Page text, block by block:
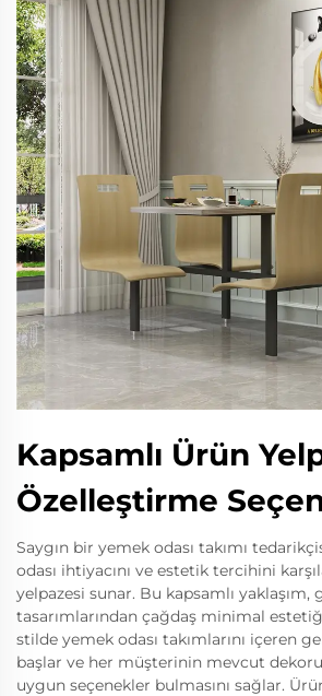
Kapsamlı Ürün
Özelleştirme
Saygın bir yemek odası takımı
odası ihtiyacını ve estetik tercihini
yelpazesi sunar. Bu kapsamlı
tasarımlarından çağdaş minimal
stilde yemek odası takımlarını içeren
başlar ve her müşterinin mevcut
uygun seçenekler bulmasını sağlar.